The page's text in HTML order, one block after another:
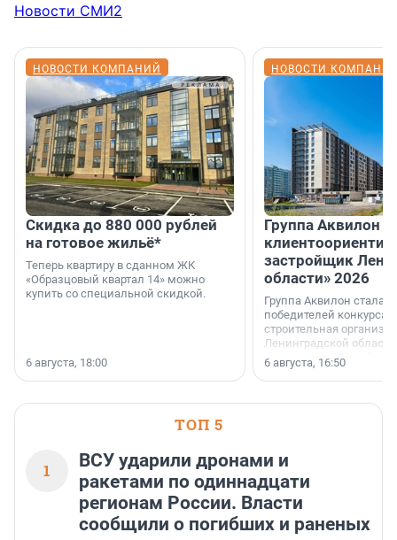
Новости СМИ2
НОВОСТИ КОМПАНИЙ
Скидка до 880 000 рублей
на готовое жильё*
Теперь квартиру в сданном ЖК
«Образцовый квартал 14» можно
купить со специальной скидкой.
6 августа, 18:00
НОВОСТИ
Группа Аквилон
застройщик
области» 2026
Группа Аквилон стала
победителей конкурса
строительная
Ленинградской области
номинации «Самый
застройщик
области».
6 августа, 16:50
ТОП 5
1
ВСУ ударили дронами и
ракетами по одиннадцати
регионам России. Власти
сообщили о погибших и раненых